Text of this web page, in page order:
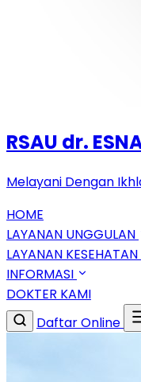
RSAU dr.
Melayani Dengan
HOME
LAYANAN UNGGULAN
LAYANAN KESEHATAN
INFORMASI
DOKTER KAMI
Daftar Online